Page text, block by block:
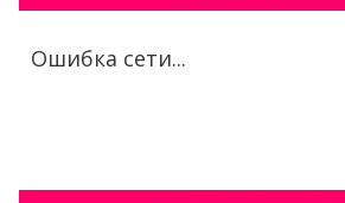
Ошибка сети...